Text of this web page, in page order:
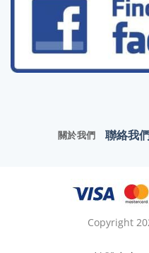
關於我們 聯絡我
Copyright